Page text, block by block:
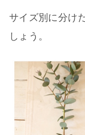
サイズ別に分け
しょう。